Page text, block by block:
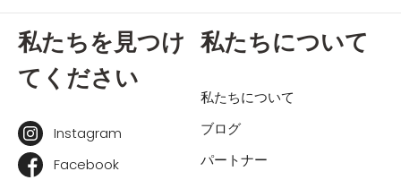
私たちを見つけ
てください
Instagram
Facebook
私たちについて
私たちについて
ブログ
パートナー